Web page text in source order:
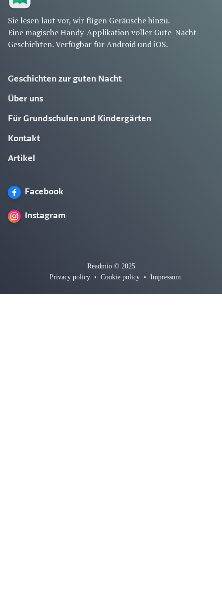
Sie lesen laut vor, wir fügen Geräusche hinzu.
Eine magische Handy-Applikation voller Gute-Nacht-
Geschichten. Verfügbar für Android und iOS.
Geschichten zur guten Nacht
Über uns
Für Grundschulen und Kindergärten
Kontakt
Artikel
Facebook
Instagram
Readmio © 2025
Privacy policy • Cookie policy • Impressum